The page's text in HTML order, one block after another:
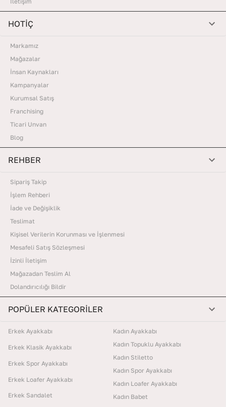
HOTİÇ
Markamız
Mağazalar
İnsan Kaynakları
Kampanyalar
Kurumsal Satış
Franchising
Ticari Unvan
Blog
REHBER
Sipariş Takip
İşlem Rehberi
İade ve Değişiklik
Teslimat
Kişisel Verilerin Korunması ve İşlenmesi
Mesafeli Satış Sözleşmesi
İzinli İletişim
Mağazadan Teslim Al
Dolandırıcılığı Bildir
POPÜLER KATEGORİLER
Erkek Ayakkabı
Erkek Klasik Ayakkabı
Erkek Spor Ayakkabı
Erkek Loafer Ayakkabı
Erkek Sandalet
Kadın Ayakkabı
Kadın Topuklu Ayakkabı
Kadın Stiletto
Kadın Spor Ayakkabı
Kadın Loafer Ayakkabı
Kadın Babet